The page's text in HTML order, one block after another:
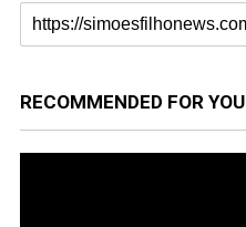
RECOMMENDED FOR YOU